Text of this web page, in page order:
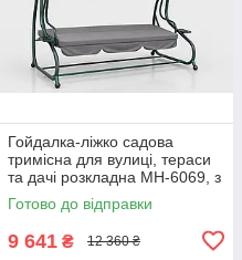
Гойдалка-ліжко садова
тримісна для вулиці, тераси
та дачі розкладна MH-6069, з
підсклянниками 190×120×165
см
Готово до відправки
9 641 ₴ 12 360 ₴